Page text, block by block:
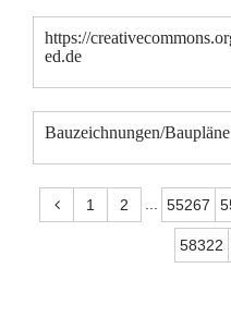
https://
ed.de
Bauzeichnungen/Baupläne
1 2 55267
58322